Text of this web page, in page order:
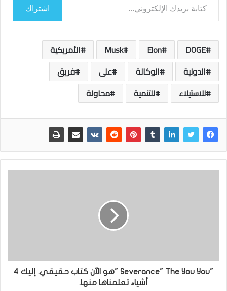
اشتراك
DOGE
Elon
Musk
الأمريكية
الدولية
الوكالة على
فريق
للاستيلاء
للتنمية محاولة
"Severance" The You You "هو الآن كتاب حقيقي. إليك 4
أشياء تعلمناها منها.